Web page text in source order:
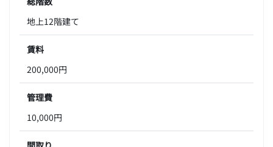
地上12階建て
賃料
200,000円
管理費
10,000円